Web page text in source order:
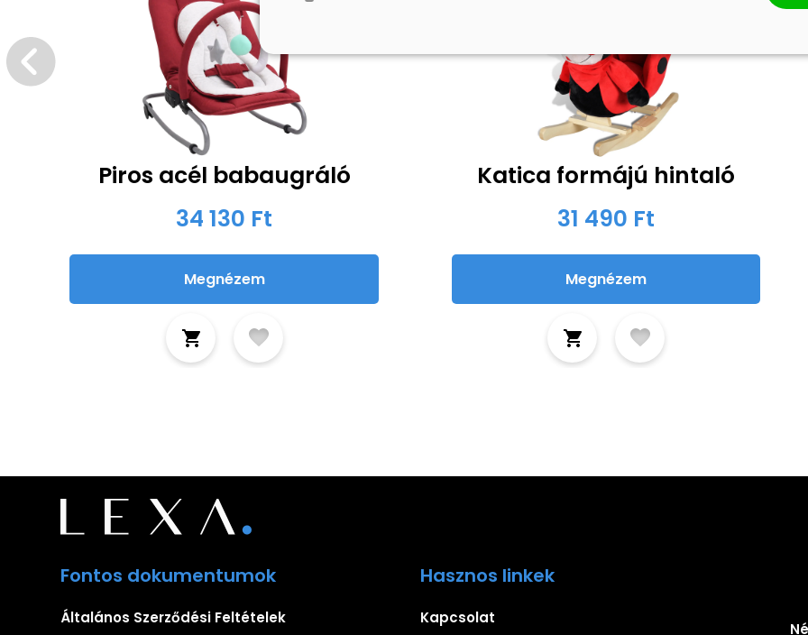
Piros acél babaugráló
34 130 Ft
Megnézem
Katica formájú hintaló
31 490 Ft
Megnézem
Fontos dokumentumok
Általános Szerződési Feltételek
Hasznos linkek
Kapcsolat